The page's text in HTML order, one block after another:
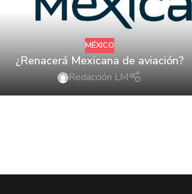
MÉXICO
¿Renacerá Mexicana de aviación?
Redacción LM